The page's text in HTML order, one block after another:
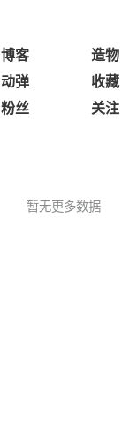
博客
造物
动弹
收藏
粉丝 关注
暂无更多数据